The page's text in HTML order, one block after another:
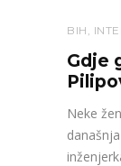
BIH
Gdje
Neke